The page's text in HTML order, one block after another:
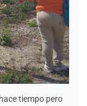
tiempo pero